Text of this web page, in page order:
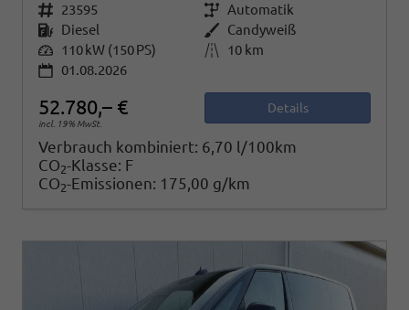
Fahrzeugnr. 23595 Getriebe Automatik
Kraftstoff Diesel Außenfarbe Candyweiß
Leistung 110 kW (150 PS) Kilometerstand
10 km
01.08.2026
52.780,– €
incl. 19% MwSt.
Details
Verbrauch kombiniert: 6,70 l/100km
CO2-Klasse: F
CO2-Emissionen: 175,00 g/km